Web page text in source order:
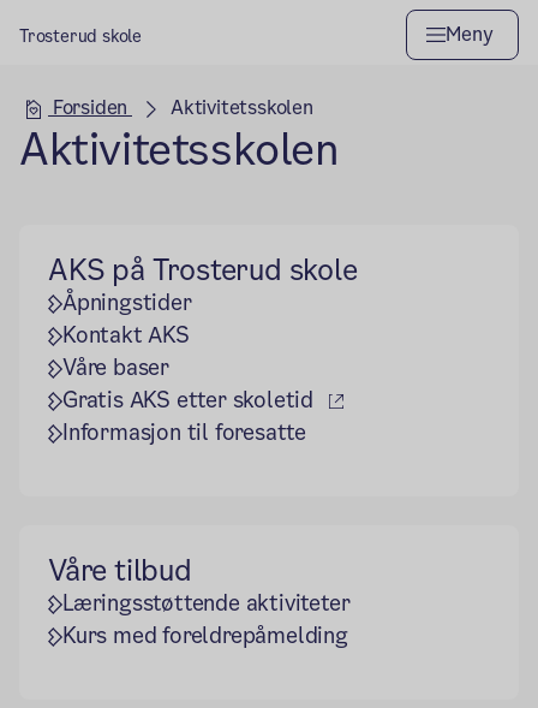
Trosterud skole Meny
Hovedseksjon
Forsiden Aktivitetsskolen
Aktivitetsskolen
AKS på Trosterud skole
Åpningstider
Kontakt AKS
Våre baser
Gratis AKS etter skoletid
(ekstern lenke)
Informasjon til foresatte
Våre tilbud
Læringsstøttende aktiviteter
Kurs med foreldrepåmelding